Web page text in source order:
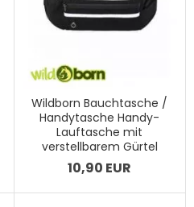
Wildborn Bauchtasche /
Handytasche Handy-
Lauftasche mit
verstellbarem Gürtel
10,90 EUR